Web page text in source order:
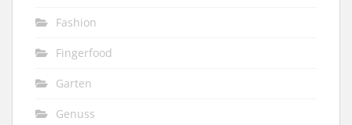
Fashion
Fingerfood
Garten
Genuss